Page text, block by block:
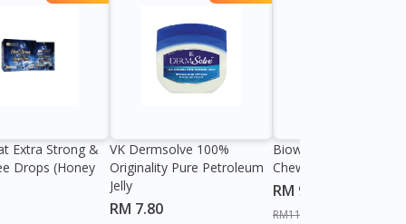
Extra Strong &
Drops (Honey
VK Dermsolve 100%
Originality Pure Petroleum
Jelly
RM 7.80
Biowell Zeero 200mg
Chewable Tablet
RM 9.80
RM11.27